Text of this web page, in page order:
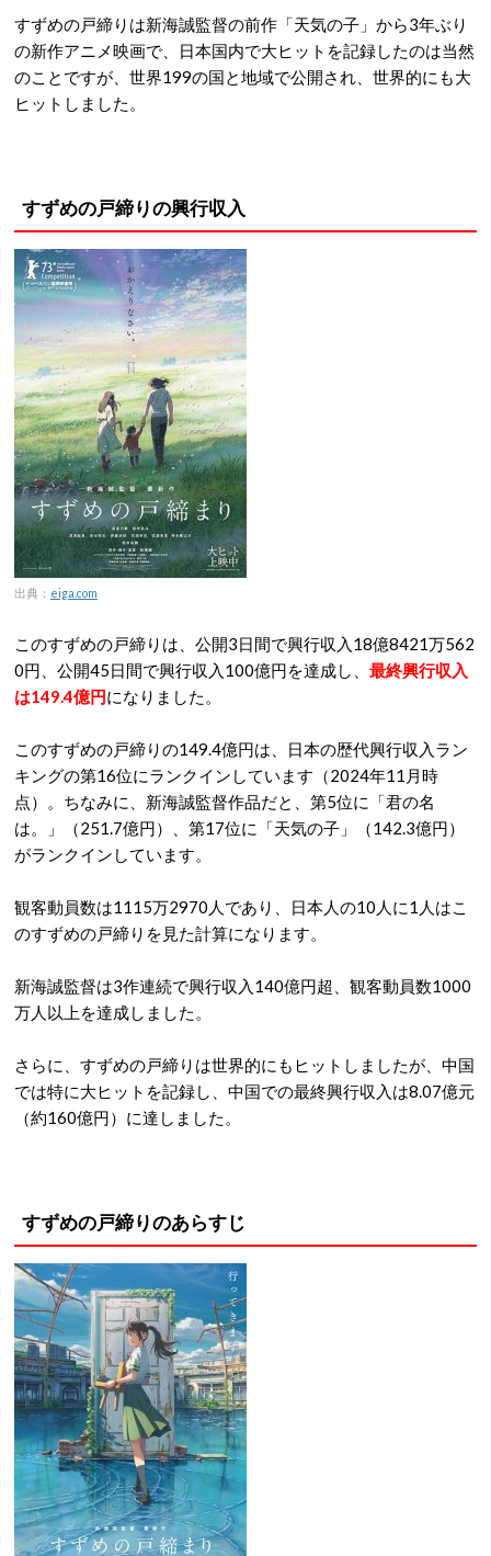
すずめの戸締りは新海誠監督の前作「天気の子」から3年ぶり
の新作アニメ映画で、日本国内で大ヒットを記録したのは当然
のことですが、世界199の国と地域で公開され、世界的にも大
ヒットしました。
すずめの戸締りの興行収入
出典： eiga.com
このすずめの戸締りは、公開3日間で興行収入18億8421万562
0円、公開45日間で興行収入100億円を達成し、 最終興行収入
は149.4億円になりました。
このすずめの戸締りの149.4億円は、日本の歴代興行収入ラン
キングの第16位にランクインしています（2024年11月時
点）。ちなみに、新海誠監督作品だと、第5位に「君の名
は。」（251.7億円）、第17位に「天気の子」（142.3億円）
がランクインしています。
観客動員数は1115万2970人であり、日本人の10人に1人はこ
のすずめの戸締りを見た計算になります。
新海誠監督は3作連続で興行収入140億円超、観客動員数1000
万人以上を達成しました。
さらに、すずめの戸締りは世界的にもヒットしましたが、中国
では特に大ヒットを記録し、中国での最終興行収入は8.07億元
（約160億円）に達しました。
すずめの戸締りのあらすじ